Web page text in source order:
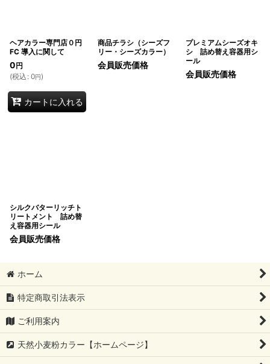
ヘアカラー専門店０円
FC 導入に関して
0 円
(税込 : 0円)
カートに入れる
商品チラシ（シーズフ
リー・シーズカラー）
会員販売価格
プレミアムシーズオキ
シ 詰め替え容器用シ
ール
会員販売価格
シルクバターリッチト
リートメント 詰め替
え容器用シール
会員販売価格
ホーム
特定商取引法表示
ご利用案内
天然小麦粉カラー【ホームページ】